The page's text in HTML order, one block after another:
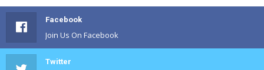
Facebook
Join Us On Facebook
Twitter